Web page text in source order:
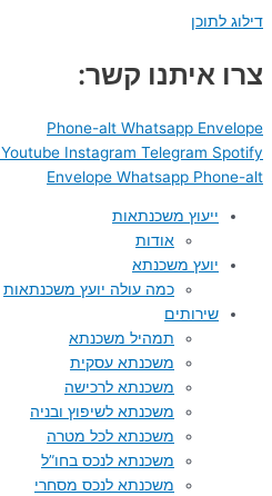
דילוג לתוכן
צרו איתנו קשר:
Phone-alt Whatsapp Envelope
Youtube Instagram Telegram Spotify
Envelope Whatsapp Phone-alt
ייעוץ משכנתאות
אודות
יועץ משכנתא
כמה עולה יועץ משכנתאות
שירותים
תמהיל משכנתא
משכנתא עסקית
משכנתא לרכישה
משכנתא לשיפוץ ובניה
משכנתא לכל מטרה
משכנתא לנכס בחו”ל
משכנתא לנכס מסחרי